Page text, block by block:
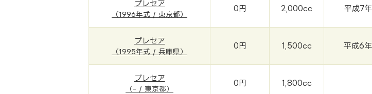
プレセア
（1996年式 / 東京都）
0円 2,000cc 平成7
プレセア
（1995年式 / 兵庫県）
0円 1,500cc 平成6
プレセア
（- / 東京都）
0円 1,800cc